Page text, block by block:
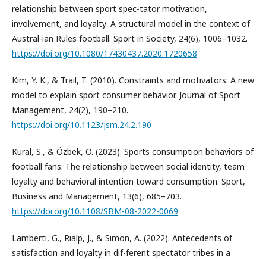
relationship between sport spec-tator motivation,
involvement, and loyalty: A structural model in the context of
Austral-ian Rules football. Sport in Society, 24(6), 1006–1032.
https://doi.org/10.1080/17430437.2020.1720658
Kim, Y. K., & Trail, T. (2010). Constraints and motivators: A new
model to explain sport consumer behavior. Journal of Sport
Management, 24(2), 190–210.
https://doi.org/10.1123/jsm.24.2.190
Kural, S., & Özbek, O. (2023). Sports consumption behaviors of
football fans: The relationship between social identity, team
loyalty and behavioral intention toward consumption. Sport,
Business and Management, 13(6), 685–703.
https://doi.org/10.1108/SBM-08-2022-0069
Lamberti, G., Rialp, J., & Simon, A. (2022). Antecedents of
satisfaction and loyalty in dif-ferent spectator tribes in a